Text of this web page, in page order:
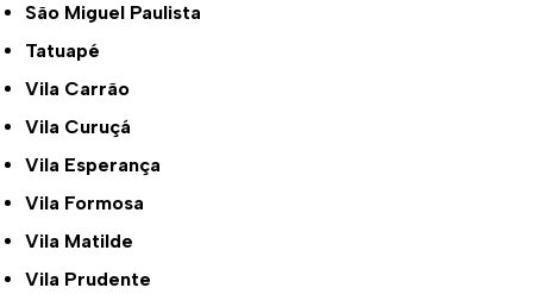
São Miguel Paulista
Tatuapé
Vila Carrão
Vila Curuçá
Vila Esperança
Vila Formosa
Vila Matilde
Vila Prudente